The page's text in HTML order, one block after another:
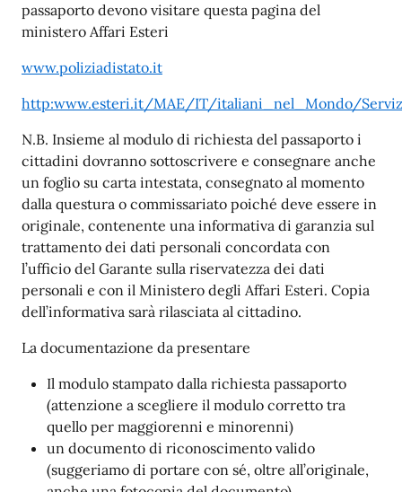
passaporto devono visitare questa pagina del
ministero Affari Esteri
www.poliziadistato.it
http:www.esteri.it/MAE/IT/italiani_nel_Mondo/
N.B. Insieme al modulo di richiesta del passaporto i
cittadini dovranno sottoscrivere e consegnare anche
un foglio su carta intestata, consegnato al momento
dalla questura o commissariato poiché deve essere in
originale, contenente una informativa di garanzia sul
trattamento dei dati personali concordata con
l’ufficio del Garante sulla riservatezza dei dati
personali e con il Ministero degli Affari Esteri. Copia
dell’informativa sarà rilasciata al cittadino.
La documentazione da presentare
Il modulo stampato dalla richiesta passaporto
(attenzione a scegliere il modulo corretto tra
quello per maggiorenni e minorenni)
un documento di riconoscimento valido
(suggeriamo di portare con sé, oltre all’originale,